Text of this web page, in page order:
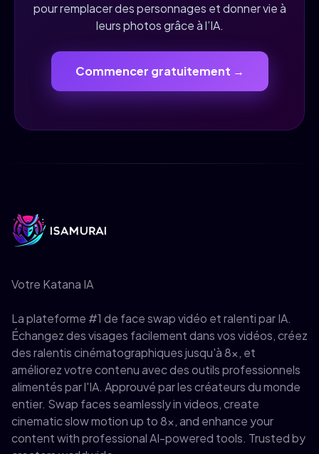
pour remplacer des personnages et donner vie à
leurs photos grâce à l’IA.
Commencer gratuitement →
Votre Katana IA
La plateforme #1 de face swap vidéo et ralenti par IA.
Échangez des visages facilement dans vos vidéos, créez
des ralentis cinématographiques jusqu'à 8x, et
améliorez votre contenu avec des outils professionnels
alimentés par l'IA. Approuvé par les créateurs du monde
entier. Swap faces seamlessly in videos, create
cinematic slow motion up to 8x, and enhance your
content with professional AI-powered tools. Trusted by